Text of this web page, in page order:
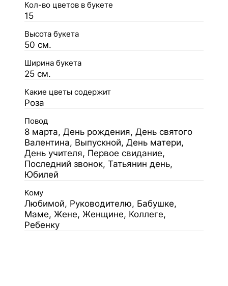
Кол-во цветов в букете
15
Высота букета
50 см.
Ширина букета
25 см.
Какие цветы содержит
Роза
Повод
8 марта, День рождения, День святого
Валентина, Выпускной, День матери,
День учителя, Первое свидание,
Последний звонок, Татьянин день,
Юбилей
Кому
Любимой, Руководителю, Бабушке,
Маме, Жене, Женщине, Коллеге,
Ребенку